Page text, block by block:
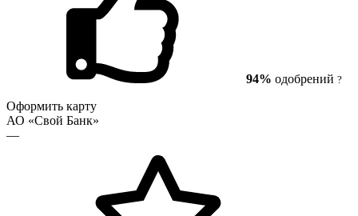
94% одобрений ?
Оформить карту
АО «Свой Банк»
—